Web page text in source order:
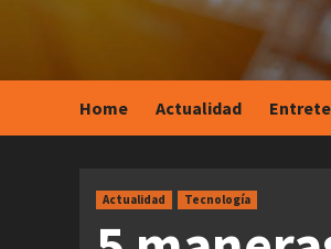
Home Actualidad
Actualidad Tecnología